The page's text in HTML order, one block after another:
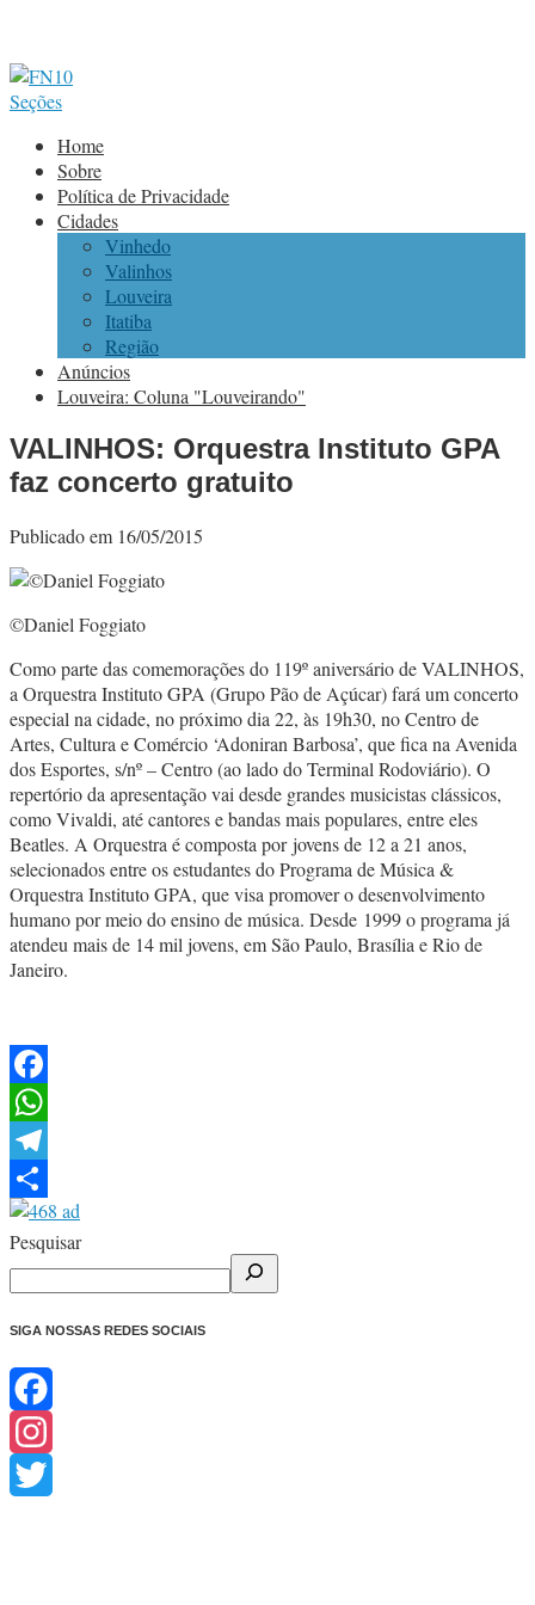
Seções
Home
Sobre
Política de Privacidade
Cidades
Vinhedo
Valinhos
Louveira
Itatiba
Região
Anúncios
Louveira: Coluna "Louveirando"
VALINHOS: Orquestra Instituto GPA
faz concerto gratuito
Publicado em 16/05/2015
©Daniel Foggiato
Como parte das comemorações do 119º aniversário de VALINHOS,
a Orquestra Instituto GPA (Grupo Pão de Açúcar) fará um concerto
especial na cidade, no próximo dia 22, às 19h30, no Centro de
Artes, Cultura e Comércio ‘Adoniran Barbosa’, que fica na Avenida
dos Esportes, s/nº – Centro (ao lado do Terminal Rodoviário). O
repertório da apresentação vai desde grandes musicistas clássicos,
como Vivaldi, até cantores e bandas mais populares, entre eles
Beatles. A Orquestra é composta por jovens de 12 a 21 anos,
selecionados entre os estudantes do Programa de Música &
Orquestra Instituto GPA, que visa promover o desenvolvimento
humano por meio do ensino de música. Desde 1999 o programa já
atendeu mais de 14 mil jovens, em São Paulo, Brasília e Rio de
Janeiro.
Facebook
WhatsApp
Telegram
Share
Pesquisar
SIGA NOSSAS REDES SOCIAIS
Facebook
Instagram